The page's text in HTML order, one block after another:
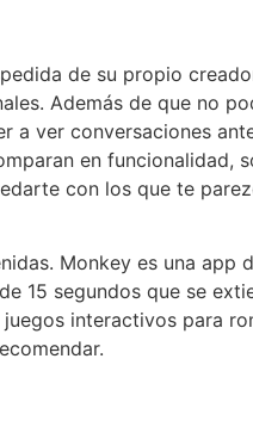
de su propio
Además de que no
a ver conversaciones
en funcionalidad,
con los que te
Monkey es una app
15 segundos que se
interactivos para